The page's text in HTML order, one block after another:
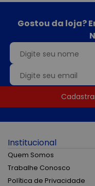
Gostou da loja?
Institucional
Quem Somos
Trabalhe Conosco
Política de Privacidade